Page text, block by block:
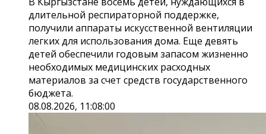
длительной респираторной поддержке,
получили аппараты искусственной вентиляции
легких для использования дома. Еще девять
детей обеспечили годовым запасом жизненно
необходимых медицинских расходных
материалов за счет средств государственного
бюджета.
08.08.2026, 11:08:00